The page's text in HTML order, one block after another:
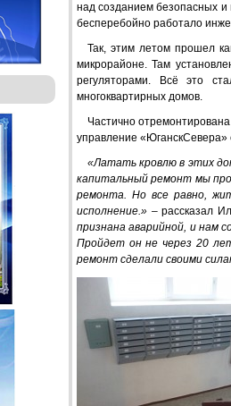
над созданием безопасных
бесперебойно работало
Так, этим летом прошел
микрорайоне. Там
регуляторами. Всё это
многоквартирных домов.
Частично
управление
«Латать кровлю в этих
капитальный ремонт мы
ремонта. Но все равно,
исполнение.» – рассказал
признана аварийной, и нам
Пройдет он не через 20
ремонт сделали своими